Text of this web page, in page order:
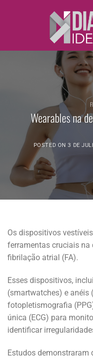
Wearables na
POSTED ON3 DE
Os dispositivos
ferramentas cruciais na
fibrilação atrial (FA).
Esses dispositivos,
(smartwatches) e
fotopletismografia
única (ECG) para
identificar
Estudos demonstraram